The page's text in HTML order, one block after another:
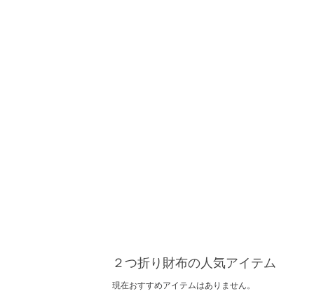
２つ折り財布の人気アイテム
現在おすすめアイテムはありません。